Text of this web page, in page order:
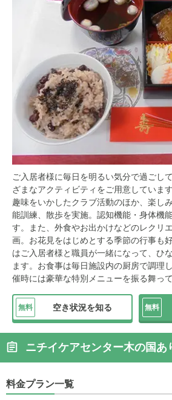
ご入居者様に毎日を明るい気分で過ごし
ざまなアクティビティをご用意していま
趣味をいかしたクラブ活動のほか、楽し
能訓練、散歩を実施。認知機能・身体機
す。また、外食やお出かけなどのレクリ
画。お花見をはじめとする季節の行事も
はご入居者様と職員が一緒になって、ひ
ます。お食事は毎日施設内の厨房で調理
催時には豪華な特別メニューを振る舞って
無料 空き状況を知る 無料
ニチイケアセンター木の国あ
料金プラン一覧